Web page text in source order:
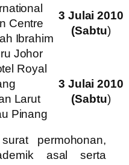
Centre
Ibrahim
Johor
3 Julai 2010
(Sabtu)
Royal
Larut
Pinang
3 Julai 2010
(Sabtu)
permohonan,
asal serta